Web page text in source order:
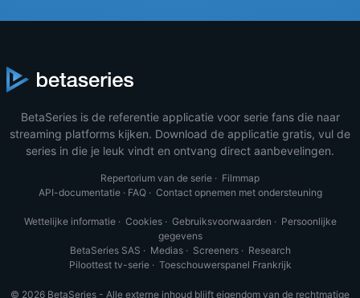
BetaSeries is de referentie applicatie voor serie fans die naar
streaming platforms kijken. Download de applicatie gratis, vul de
series in die je leuk vindt en ontvang direct aanbevelingen.
Repertorium van de serie · Filmmap
API-documentatie· FAQ· Contact opnemen met ondersteuning
Wettelijke informatie· Cookies· Gebruiksvoorwaarden · Persoonlijke
gegevens
BetaSeries SAS · Medias· Screeners· Research
Piloottest tv-serie· Toeschouwerspanel Frankrijk
© 2026 BetaSeries - Alle externe inhoud blijft eigendom van de rechtmatige